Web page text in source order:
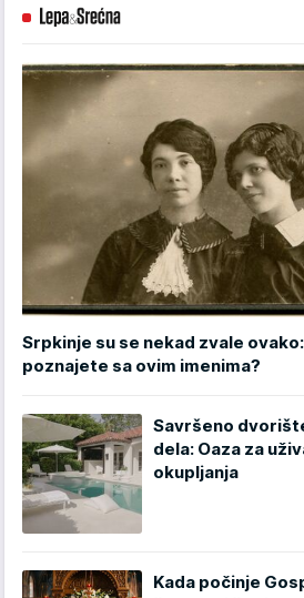
Srpkinje su se nekad zvale
poznajete sa ovim imenima?
Savršeno
dela: Oaza za
okupljanja
Kada počinje